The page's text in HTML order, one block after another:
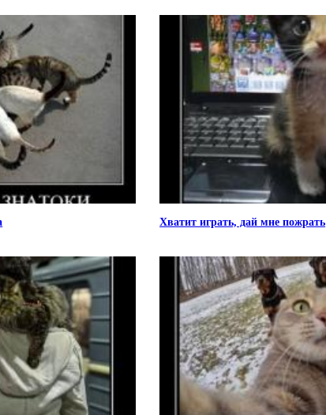
Хватит играть, дай мне пожрать